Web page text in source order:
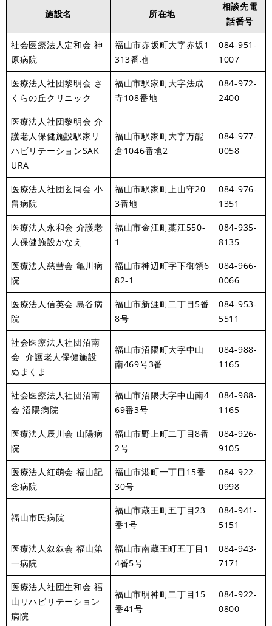
施設名 所在地
相談先電
話番号
社会医療法人定和会 神
原病院
福山市赤坂町大字赤坂1
313番地
084-951-
1007
医療法人社団黎明会 さ
くらの丘クリニック
福山市駅家町大字法成
寺108番地
084-972-
2400
医療法人社団黎明会 介
護老人保健施設駅家リ
ハビリテーションSAK
URA
福山市駅家町大字万能
倉1046番地2
084-977-
0058
医療法人社団玄同会 小
畠病院
福山市駅家町上山守20
3番地
084-976-
1351
医療法人永和会 介護老
人保健施設かなえ
福山市金江町藁江550-
1
084-935-
8135
医療法人慈彗会 亀川病
院
福山市神辺町字下御領6
82-1
084-966-
0066
医療法人信英会 島谷病
院
福山市新涯町二丁目5番
8号
084-953-
5511
社会医療法人社団沼南
会 介護老人保健施設
ぬまくま
福山市沼隈町大字中山
南469号3番
084-988-
1165
社会医療法人社団沼南
会 沼隈病院
福山市沼隈大字中山南4
69番3号
084-988-
1165
医療法人辰川会 山陽病
院
福山市野上町二丁目8番
2号
084-926-
9105
医療法人紅萌会 福山記
念病院
福山市港町一丁目15番
30号
084-922-
0998
福山市民病院
福山市蔵王町五丁目23
番1号
084-941-
5151
医療法人叙叙会 福山第
一病院
福山市南蔵王町五丁目1
4番5号
084-943-
7171
医療法人社団生和会 福
山リハビリテーション
病院
福山市明神町二丁目15
番41号
084-922-
0800